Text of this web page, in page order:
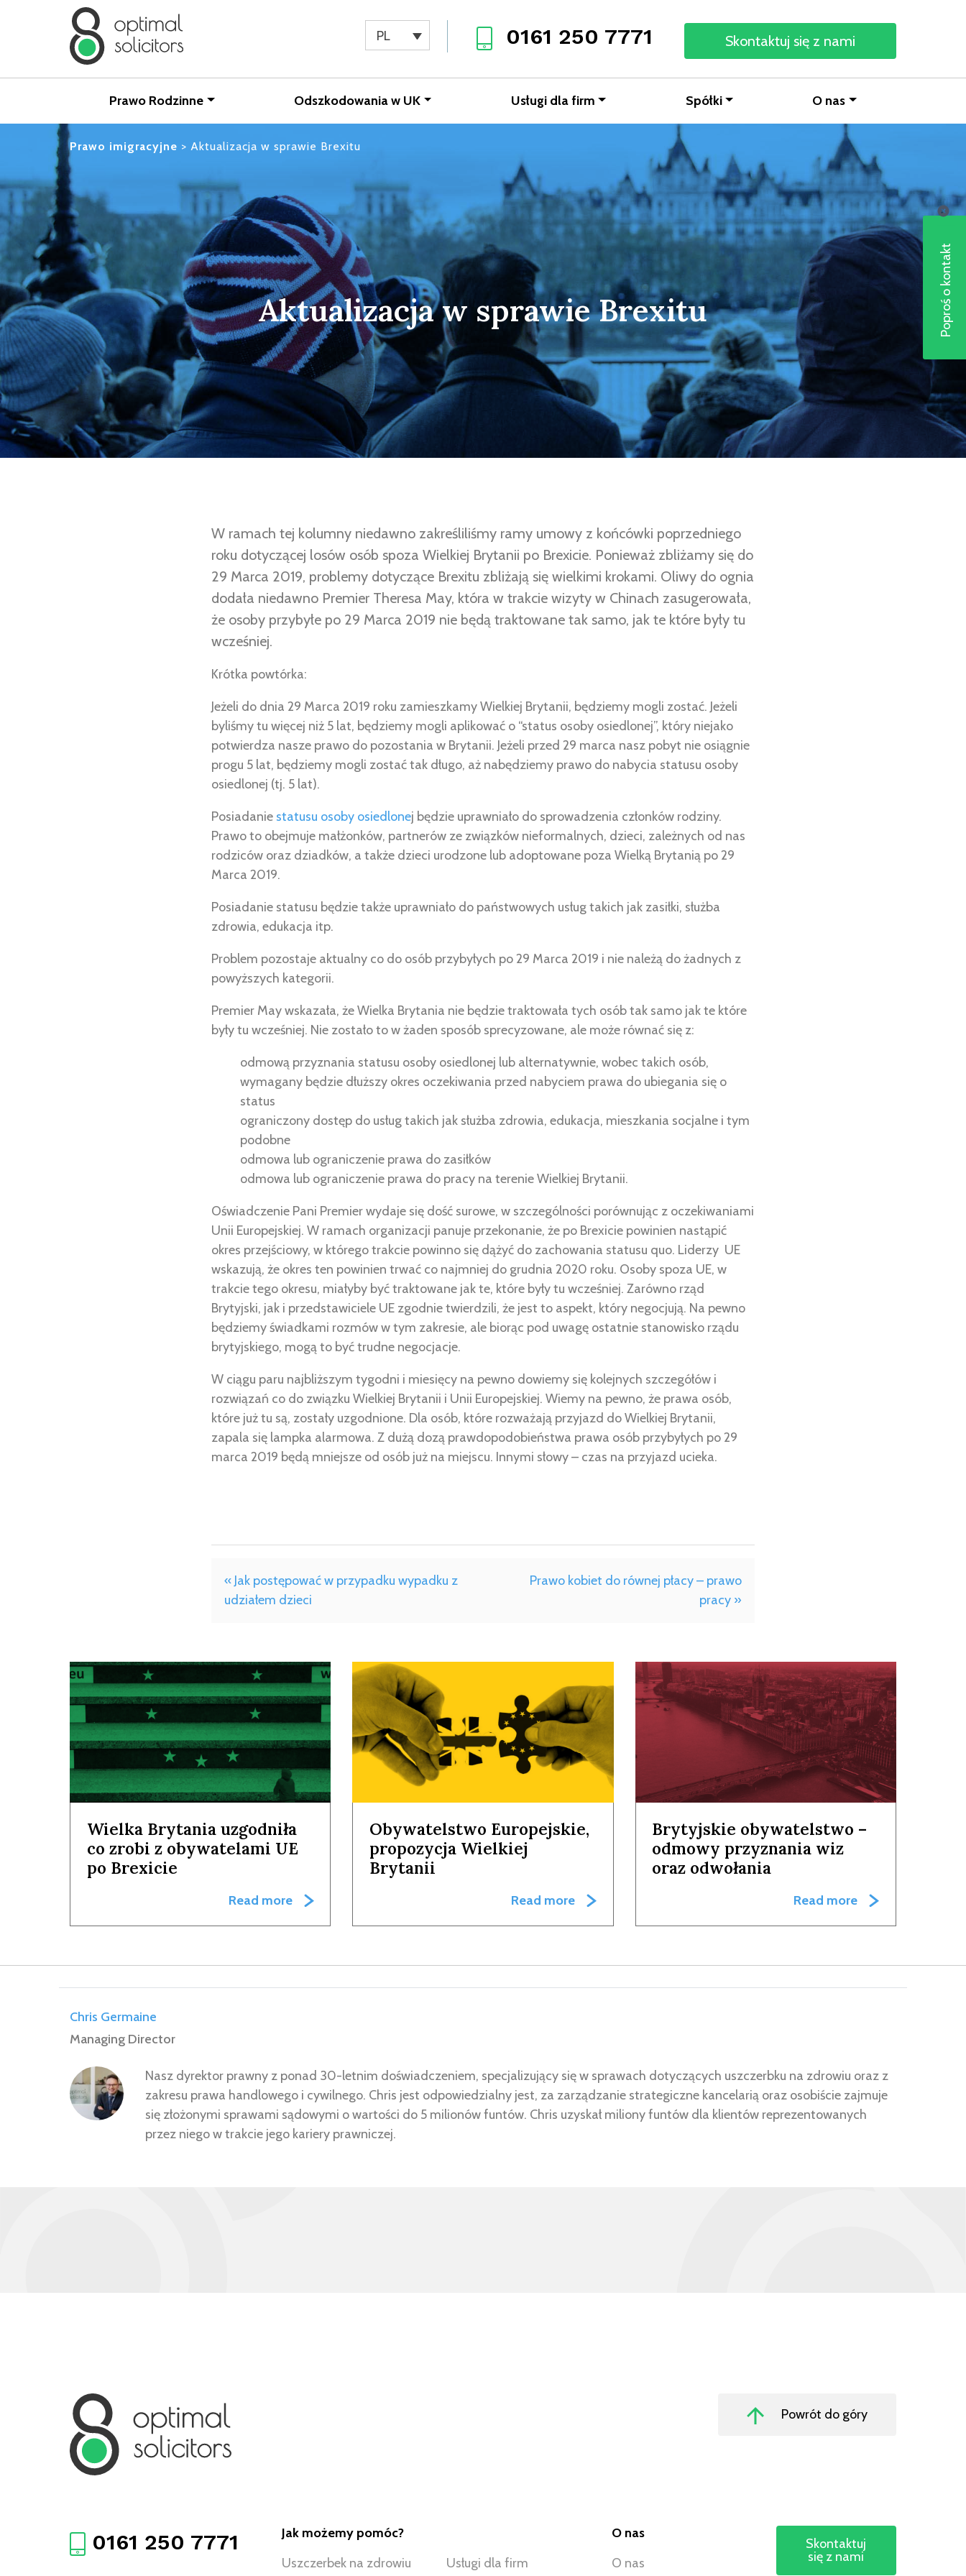
0161 250 7771 Skontaktuj się z nami
PL
Prawo Rodzinne Odszkodowania w UK Usługi dla firm Spółki O nas
Prawo imigracyjne > Aktualizacja w sprawie Brexitu
Aktualizacja w sprawie Brexitu
W ramach tej kolumny niedawno zakreśliliśmy ramy umowy z końcówki poprzedniego
roku dotyczącej losów osób spoza Wielkiej Brytanii po Brexicie. Ponieważ zbliżamy się do
29 Marca 2019, problemy dotyczące Brexitu zbliżają się wielkimi krokami. Oliwy do ognia
dodała niedawno Premier Theresa May, która w trakcie wizyty w Chinach zasugerowała,
że osoby przybyłe po 29 Marca 2019 nie będą traktowane tak samo, jak te które były tu
wcześniej.
Krótka powtórka:
Jeżeli do dnia 29 Marca 2019 roku zamieszkamy Wielkiej Brytanii, będziemy mogli zostać. Jeżeli
byliśmy tu więcej niż 5 lat, będziemy mogli aplikować o “status osoby osiedlonej”, który niejako
potwierdza nasze prawo do pozostania w Brytanii. Jeżeli przed 29 marca nasz pobyt nie osiągnie
progu 5 lat, będziemy mogli zostać tak długo, aż nabędziemy prawo do nabycia statusu osoby
osiedlonej (tj. 5 lat).
Posiadanie statusu osoby osiedlonej będzie uprawniało do sprowadzenia członków rodziny.
Prawo to obejmuje małżonków, partnerów ze związków nieformalnych, dzieci, zależnych od nas
rodziców oraz dziadków, a także dzieci urodzone lub adoptowane poza Wielką Brytanią po 29
Marca 2019.
Posiadanie statusu będzie także uprawniało do państwowych usług takich jak zasiłki, służba
zdrowia, edukacja itp.
Problem pozostaje aktualny co do osób przybyłych po 29 Marca 2019 i nie należą do żadnych z
powyższych kategorii.
Premier May wskazała, że Wielka Brytania nie będzie traktowała tych osób tak samo jak te które
były tu wcześniej. Nie zostało to w żaden sposób sprecyzowane, ale może równać się z:
odmową przyznania statusu osoby osiedlonej lub alternatywnie, wobec takich osób,
wymagany będzie dłuższy okres oczekiwania przed nabyciem prawa do ubiegania się o
status
ograniczony dostęp do usług takich jak służba zdrowia, edukacja, mieszkania socjalne i tym
podobne
odmowa lub ograniczenie prawa do zasiłków
odmowa lub ograniczenie prawa do pracy na terenie Wielkiej Brytanii.
Oświadczenie Pani Premier wydaje się dość surowe, w szczególności porównując z oczekiwaniami
Unii Europejskiej. W ramach organizacji panuje przekonanie, że po Brexicie powinien nastąpić
okres przejściowy, w którego trakcie powinno się dążyć do zachowania statusu quo. Liderzy UE
wskazują, że okres ten powinien trwać co najmniej do grudnia 2020 roku. Osoby spoza UE, w
trakcie tego okresu, miałyby być traktowane jak te, które były tu wcześniej. Zarówno rząd
Brytyjski, jak i przedstawiciele UE zgodnie twierdzili, że jest to aspekt, który negocjują. Na pewno
będziemy świadkami rozmów w tym zakresie, ale biorąc pod uwagę ostatnie stanowisko rządu
brytyjskiego, mogą to być trudne negocjacje.
W ciągu paru najbliższym tygodni i miesięcy na pewno dowiemy się kolejnych szczegółów i
rozwiązań co do związku Wielkiej Brytanii i Unii Europejskiej. Wiemy na pewno, że prawa osób,
które już tu są, zostały uzgodnione. Dla osób, które rozważają przyjazd do Wielkiej Brytanii,
zapala się lampka alarmowa. Z dużą dozą prawdopodobieństwa prawa osób przybyłych po 29
marca 2019 będą mniejsze od osób już na miejscu. Innymi słowy – czas na przyjazd ucieka.
« Jak postępować w przypadku wypadku z
udziałem dzieci
Prawo kobiet do równej płacy – prawo
pracy »
Wielka Brytania uzgodniła
co zrobi z obywatelami UE
po Brexicie
Read more
Obywatelstwo Europejskie,
propozycja Wielkiej
Brytanii
Read more
Brytyjskie obywatelstwo –
odmowy przyznania wiz
oraz odwołania
Read more
Chris Germaine
Managing Director
Nasz dyrektor prawny z ponad 30-letnim doświadczeniem, specjalizujący się w sprawach dotyczących uszczerbku na zdrowiu oraz z
zakresu prawa handlowego i cywilnego. Chris jest odpowiedzialny jest, za zarządzanie strategiczne kancelarią oraz osobiście zajmuje
się złożonymi sprawami sądowymi o wartości do 5 milionów funtów. Chris uzyskał miliony funtów dla klientów reprezentowanych
przez niego w trakcie jego kariery prawniczej.
Powrót do góry
0161 250 7771
Jak możemy pomóc?
Uszczerbek na zdrowiu
Usługi dla firm
O nas
O nas
Skontaktuj
się z nami
Poproś o kontakt